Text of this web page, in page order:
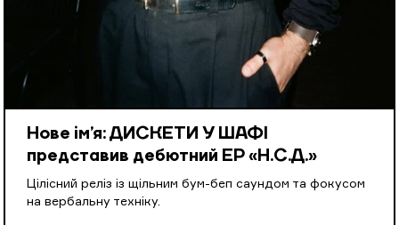
Нове ім’я: ДИСКЕТИ У ШАФІ
представив дебютний EP «Н.С.Д.»
Цілісний реліз із щільним бум-беп саундом та фокусом
на вербальну техніку.